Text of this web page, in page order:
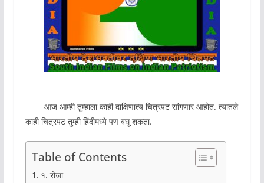
आज आम्ही तुम्हाला काही दाक्षिणात्य चित्रपट सांगणार आहोत. त्यातले
काही चित्रपट तुम्ही हिंदीमध्ये पण बघू शकता.
Table of Contents
१. रोजा